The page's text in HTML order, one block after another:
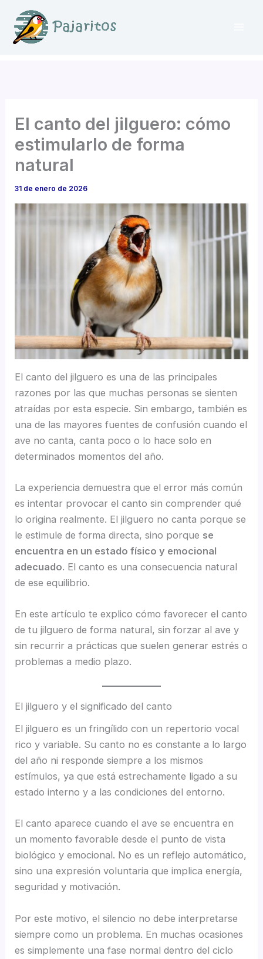
contenido
El canto del jilguero: cómo
estimularlo de forma
natural
31 de enero de 2026
El canto del jilguero es una de las principales
razones por las que muchas personas se sienten
atraídas por esta especie. Sin embargo, también es
una de las mayores fuentes de confusión cuando el
ave no canta, canta poco o lo hace solo en
determinados momentos del año.
La experiencia demuestra que el error más común
es intentar provocar el canto sin comprender qué
lo origina realmente. El jilguero no canta porque se
le estimule de forma directa, sino porque se
encuentra en un estado físico y emocional
adecuado. El canto es una consecuencia natural
de ese equilibrio.
En este artículo te explico cómo favorecer el canto
de tu jilguero de forma natural, sin forzar al ave y
sin recurrir a prácticas que suelen generar estrés o
problemas a medio plazo.
El jilguero y el significado del canto
El jilguero es un fringílido con un repertorio vocal
rico y variable. Su canto no es constante a lo largo
del año ni responde siempre a los mismos
estímulos, ya que está estrechamente ligado a su
estado interno y a las condiciones del entorno.
El canto aparece cuando el ave se encuentra en
un momento favorable desde el punto de vista
biológico y emocional. No es un reflejo automático,
sino una expresión voluntaria que implica energía,
seguridad y motivación.
Por este motivo, el silencio no debe interpretarse
siempre como un problema. En muchas ocasiones
es simplemente una fase normal dentro del ciclo